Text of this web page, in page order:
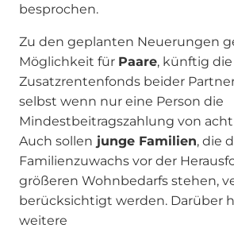
besprochen.
Zu den geplanten Neuerungen
Möglichkeit für Paare, künftig die
Zusatzrentenfonds beider
selbst wenn nur eine Person die
Mindestbeitragszahlung von
Auch sollen junge Familien, die
Familienzuwachs vor der
größeren Wohnbedarfs stehen,
berücksichtigt werden. Darüber
weitere